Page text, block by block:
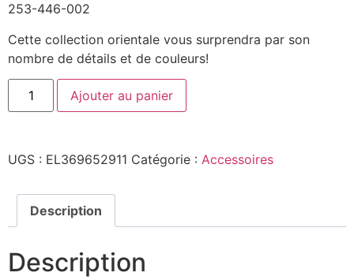
253-446-002
Cette collection orientale vous surprendra par son
nombre de détails et de couleurs!
Ajouter au panier
UGS : EL369652911 Catégorie : Accessoires
Description
Description